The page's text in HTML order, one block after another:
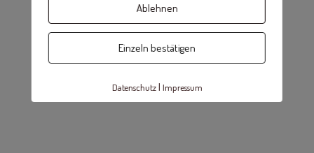
Ablehnen
Einzeln bestätigen
Datenschutz| Impressum